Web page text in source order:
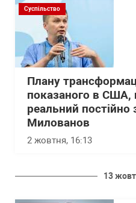
Суспільство
Плану
показаного в США,
реальний постійно
Милованов
2 жовтня, 16:13
13